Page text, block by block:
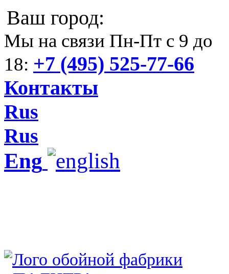
Ваш город:
Мы на связи Пн-Пт с 9 до
18: +7 (495) 525-77-66
Контакты
Rus
Rus
Eng